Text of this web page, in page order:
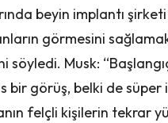
beyin implantı
görmesini
söyledi. Musk:
görüş, belki de süper
felçli kişilerin tekrar